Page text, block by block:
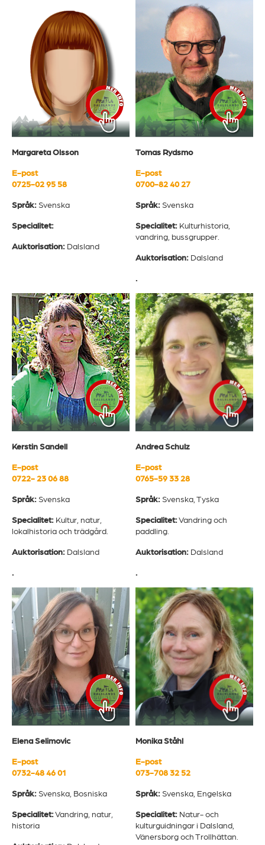
Margareta Olsson
E-post
0725-02 95 58
Språk:Svenska
Specialitet:
Auktorisation: Dalsland
Tomas Rydsmo
E-post
0700-82 40 27
Språk:Svenska
Specialitet: Kulturhistoria,
vandring, bussgrupper.
Auktorisation: Dalsland
.
Kerstin Sandell
E-post
0722- 23 06 88
Språk:Svenska
Specialitet: Kultur, natur,
lokalhistoria och trädgård.
Auktorisation: Dalsland
.
Andrea Schulz
E-post
0765-59 33 28
Språk: Svenska, Tyska
Specialitet:Vandring och
paddling.
Auktorisation: Dalsland
Elena Selimovic
E-post
0732-48 46 01
Språk: Svenska, Bosniska
Specialitet:Vandring, natur,
historia
Monika Ståhl
E-post
073-708 32 52
Språk: Svenska, Engelska
Specialitet: Natur- och
kulturguidningar i Dalsland,
Vänersborg och Trollhättan.